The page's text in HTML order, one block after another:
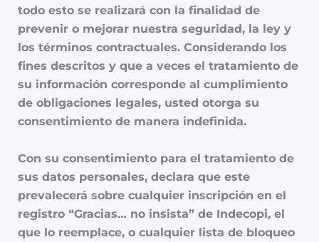
todo esto se realizará con la finalidad de
prevenir o mejorar nuestra seguridad, la ley y
los términos contractuales. Considerando los
fines descritos y que a veces el tratamiento de
su información corresponde al cumplimiento
de obligaciones legales, usted otorga su
consentimiento de manera indefinida.
Con su consentimiento para el tratamiento de
sus datos personales, declara que este
prevalecerá sobre cualquier inscripción en el
registro “Gracias… no insista” de Indecopi, el
que lo reemplace, o cualquier lista de bloqueo